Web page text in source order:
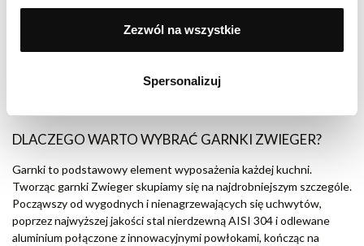
Zezwól na wszystkie
Spersonalizuj
Garnki Zwieger tworzone są przede wszystkim z myślą o
zaspokoić potrzeby nawet bardzo wymagającego użytkownika, a
DLACZEGO WARTO WYBRAĆ GARNKI ZWIEGER?
Garnki to podstawowy element wyposażenia każdej kuchni.
Tworząc garnki Zwieger skupiamy się na najdrobniejszym szczególe.
Począwszy od wygodnych i nienagrzewających się uchwytów,
poprzez najwyższej jakości stal nierdzewną AISI 304 i odlewane
aluminium połączone z innowacyjnymi powłokami, kończąc na